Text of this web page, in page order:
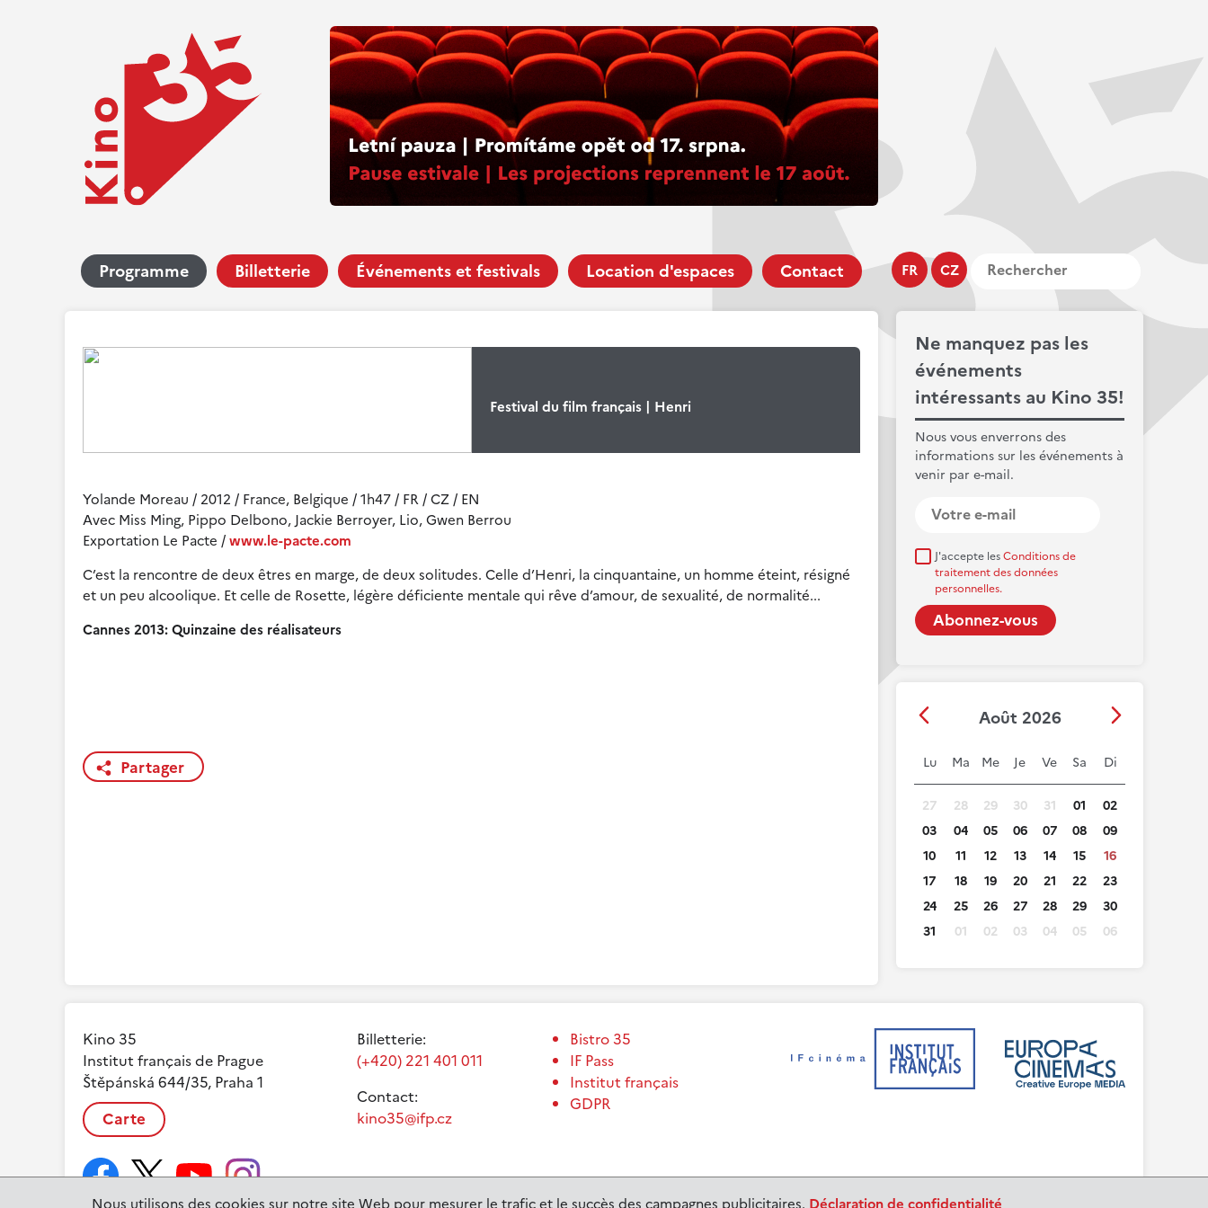
FR CZ
Programme Billetterie Événements et festivals Location d'espaces Contact
Ne manquez pas les
événements
intéressants au Kino 35!
Nous vous enverrons des
informations sur les événements à
venir par e-mail.
J'accepte lesConditions de
traitement des données
personnelles.
Août 2026
Lu Ma Me Je Ve Sa Di
27 28 29 30 31 01
02
03
04 05 06 07 08
09
10
11 12 13 14 15
16
17
18 19 20 21 22
23
24
25 26 27 28 29
30
31
01 02 03 04 05 06
Festival du film français | Henri
Yolande Moreau / 2012 / France, Belgique / 1h47 / FR / CZ / EN
Avec Miss Ming, Pippo Delbono, Jackie Berroyer, Lio, Gwen Berrou
Exportation Le Pacte /www.le-pacte.com
C’est la rencontre de deux êtres en marge, de deux solitudes. Celle d’Henri, la cinquantaine, un homme éteint, résigné
et un peu alcoolique. Et celle de Rosette, légère déficiente mentale qui rêve d’amour, de sexualité, de normalité...
Cannes 2013: Quinzaine des réalisateurs
Partager
Kino 35
Institut français de Prague
Štěpánská 644/35, Praha 1
Carte
Billetterie:
(+420) 221 401 011
Contact:
kino35@ifp.cz
Bistro 35
IF Pass
Institut français
GDPR